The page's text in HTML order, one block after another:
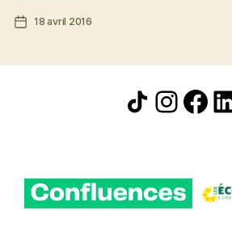
d’élue]
Charlotte
Date18 avril 2016
Icône de partage